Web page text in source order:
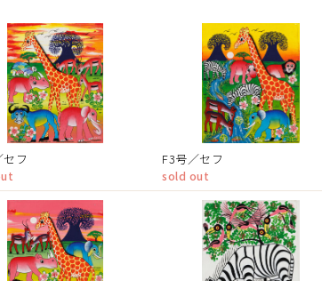
セフ F3号／セフ
sold out